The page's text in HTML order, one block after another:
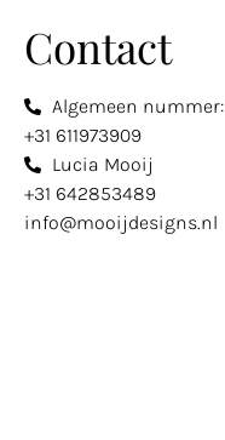
Contact
Algemeen nummer:
+31 611973909
Lucia Mooij
+31 642853489
info@mooijdesigns.nl